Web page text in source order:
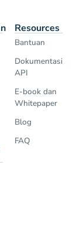
Resources
Bantuan
Dokumentasi
API
E-book dan
Whitepaper
Blog
FAQ